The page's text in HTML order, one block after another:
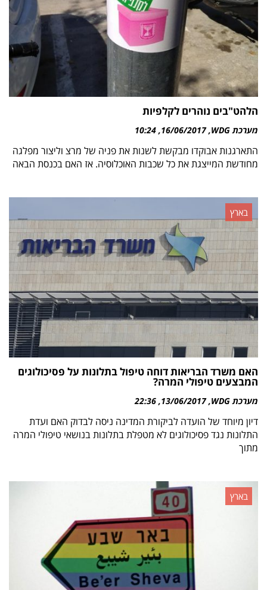
הלהט"בים נוהרים לקלפיות
מערכת WDG 16/06/2017
10:24
התארגנות אבוקדו מבקשת לשנות את פניה של מרצ וליצור מפלגה
מחודשת המייצגת את כל שכבות האוכלוסיה. אז האם בכנסת הבאה
בארץ
האם משרד הבריאות דוחה טיפול בתלונות על פסיכולוגים
המבצעים טיפולי המרה?
מערכת WDG 13/06/2017
22:36
דיון מיוחד של הועדה לביקורת המדינה ניסה לבדוק האם ועדת
התלונות נגד פסיכולוגים לא מטפלת בתלונות בנושאי טיפולי המרה
מתוך
בארץ